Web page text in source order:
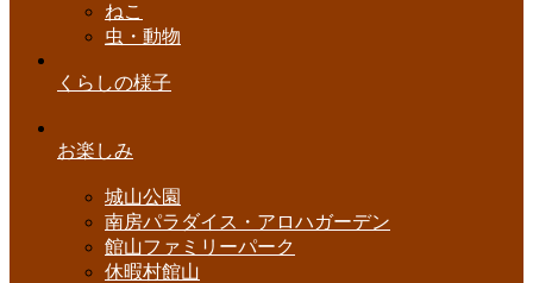
ねこ
虫・動物
くらしの様子
お楽しみ
城山公園
南房パラダイス・アロハガーデン
館山ファミリーパーク
休暇村館山